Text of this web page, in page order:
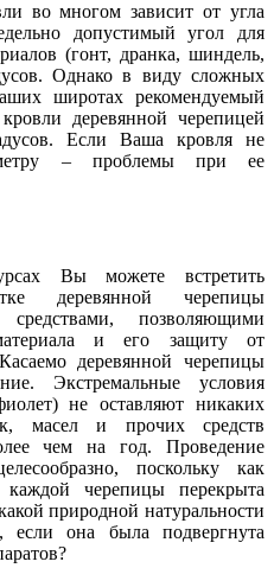
материалов.
угол
кровли 17
технология
черепицы и
свойства
позволяют
такую
без каких-
эксплуатации
до 50 лет.
уникальным
свойствам
под
воды с
свою
имеет
она
во многом зависит от угла
допустимый угол для
(гонт, дранка, шиндель,
Однако в виду сложных
широтах рекомендуемый
деревянной черепицей
Если Ваша кровля не
– проблемы при ее
Вы можете встретить
деревянной черепицы
позволяющими
и его защиту от
деревянной черепицы
Экстремальные условия
не оставляют никаких
масел и прочих средств
чем на год. Проведение
поскольку как
черепицы перекрыта
природной натуральности
она была подвергнута